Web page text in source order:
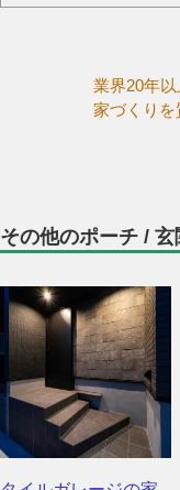
業界20年
家づくりを
その他のポーチ /